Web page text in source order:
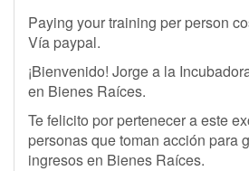
Paying your training per person
Vía paypal.
¡Bienvenido! Jorge a la
en Bienes Raíces.
Te felicito por pertenecer a este
personas que toman acción para
ingresos en Bienes Raíces.